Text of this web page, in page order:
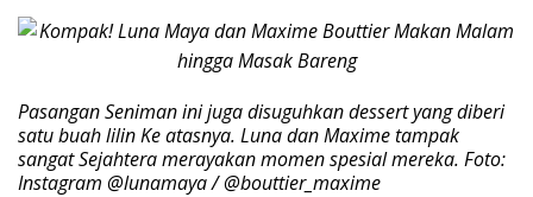
Pasangan Seniman ini juga disuguhkan dessert yang diberi
satu buah lilin Ke atasnya. Luna dan Maxime tampak
sangat Sejahtera merayakan momen spesial mereka. Foto:
Instagram @lunamaya / @bouttier_maxime